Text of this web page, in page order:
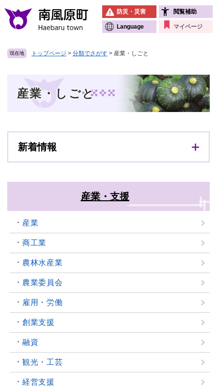
メニューを飛ばして本文へ
防災・災害 閲覧補助
Language マイページ
現在地 トップページ > 分類でさがす > 産業・しごと
産業・しごと
新着情報
産業・支援
産業
商工業
農林水産業
農業委員会
雇用・労働
創業支援
融資
観光・工芸
経営支援